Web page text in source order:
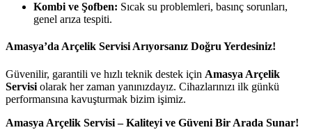
Kombi ve Şofben: Sıcak su problemleri, basınç sorunları,
genel arıza tespiti.
Amasya’da Arçelik Servisi Arıyorsanız Doğru Yerdesiniz!
Güvenilir, garantili ve hızlı teknik destek için Amasya Arçelik
Servisi olarak her zaman yanınızdayız. Cihazlarınızı ilk günkü
performansına kavuşturmak bizim işimiz.
Amasya Arçelik Servisi – Kaliteyi ve Güveni Bir Arada Sunar!